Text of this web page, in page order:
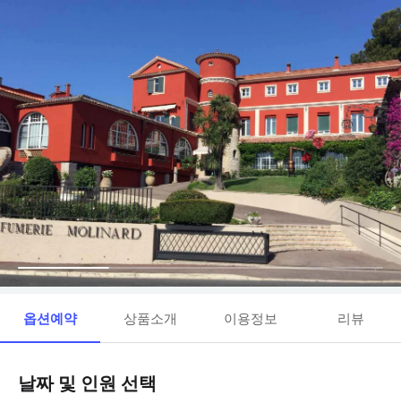
옵션예약 상품소개 이용정보 리뷰
날짜 및 인원 선택